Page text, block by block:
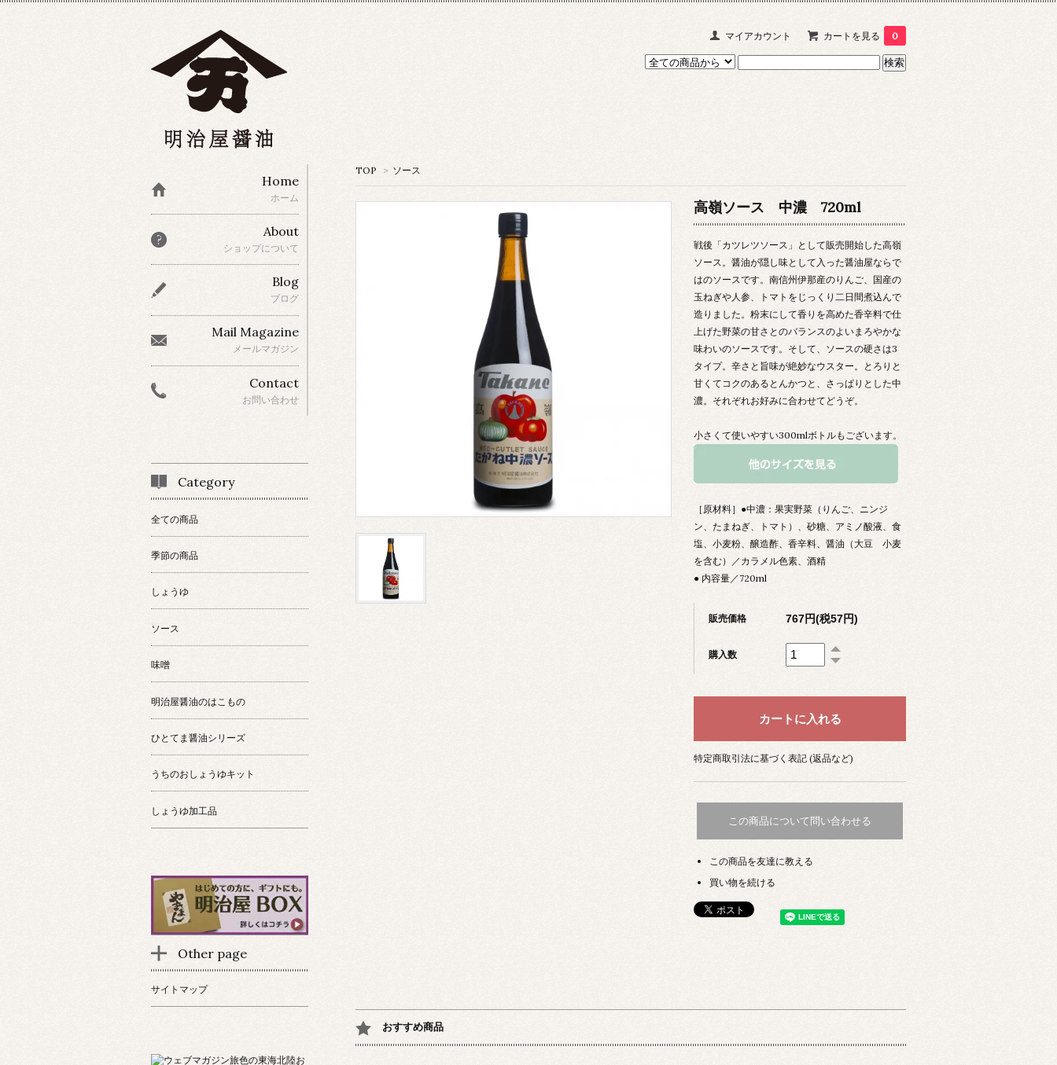
マイアカウント カートを見る 0
TOP > ソース
高嶺ソース 中濃 720ml
戦後「カツレツソース」として販売開始した高嶺
ソース。醤油が隠し味として入った醤油屋ならで
はのソースです。南信州伊那産のりんご、国産の
玉ねぎや人参、トマトをじっくり二日間煮込んで
造りました。粉末にして香りを高めた香辛料で仕
上げた野菜の甘さとのバランスのよいまろやかな
味わいのソースです。そして、ソースの硬さは3
タイプ。辛さと旨味が絶妙なウスター。とろりと
甘くてコクのあるとんかつと、さっぱりとした中
濃。それぞれお好みに合わせてどうぞ。
小さくて使いやすい300mlボトルもございます。
［原材料］●中濃：果実野菜（りんご、ニンジ
ン、たまねぎ、トマト）、砂糖、アミノ酸液、食
塩、小麦粉、醸造酢、香辛料、醤油（大豆 小麦
を含む）／カラメル色素、酒精
● 内容量／720ml
販売価格 767円(税57円)
購入数
特定商取引法に基づく表記 (返品など)
この商品について問い合わせる
この商品を友達に教える
買い物を続ける
おすすめ商品
Home
ホーム
About
ショップについて
Blog
ブログ
Mail Magazine
メールマガジン
Contact
お問い合わせ
Category
全ての商品
季節の商品
しょうゆ
ソース
味噌
明治屋醤油のはこもの
ひとてま醤油シリーズ
うちのおしょうゆキット
しょうゆ加工品
Other page
サイトマップ